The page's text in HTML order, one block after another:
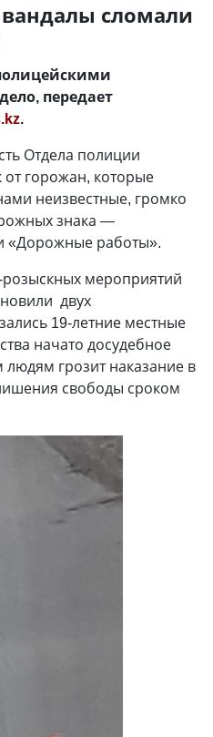
сломали
передает
.
Отдела полиции
от горожан, которые
неизвестные, громко
знака —
«Дорожные работы».
розыскных мероприятий
двух
19-летние местные
начато досудебное
грозит наказание в
свободы сроком